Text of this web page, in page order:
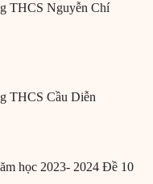
THCS Nguyễn Chí
THCS Cầu Diễn
học 2023- 2024 Đề 10